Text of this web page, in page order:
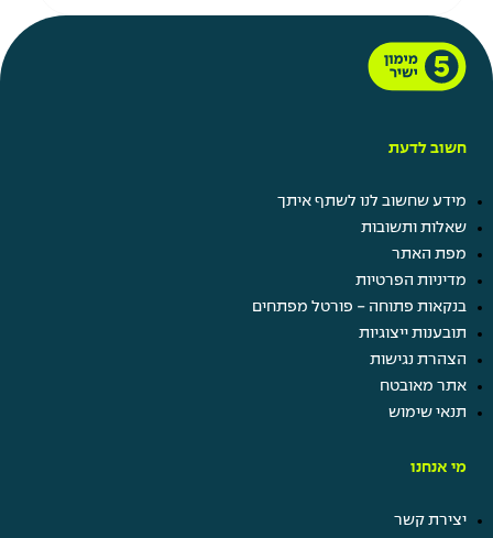
חשוב לדעת
מידע שחשוב לנו לשתף איתך
שאלות ותשובות
מפת האתר
מדיניות הפרטיות
בנקאות פתוחה - פורטל מפתחים
תובענות ייצוגיות
הצהרת נגישות
אתר מאובטח
תנאי שימוש
מי אנחנו
יצירת קשר